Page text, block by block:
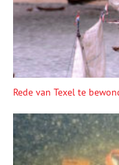
Rede van Texel te